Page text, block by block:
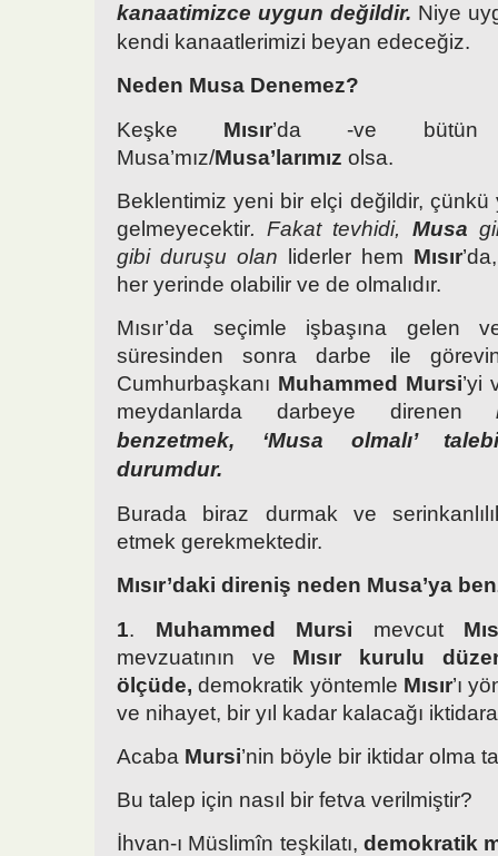
kanaatimizce uygun değildir. Niye
kendi kanaatlerimizi beyan edeceğiz.
Neden Musa Denemez?
Keşke Mısır’da -ve bütün
Musa’mız/Musa’larımız olsa.
Beklentimiz yeni bir elçi değildir,
gelmeyecektir. Fakat tevhidi, Musa
gibi duruşu olan liderler hem Mısır
her yerinde olabilir ve de olmalıdır.
Mısır’da seçimle işbaşına gelen
süresinden sonra darbe ile
Cumhurbaşkanı Muhammed Mursi’yi
meydanlarda darbeye direnen
benzetmek, ‘Musa olmalı’
durumdur.
Burada biraz durmak ve
etmek gerekmektedir.
Mısır’daki direniş neden Musa’ya
1. Muhammed Mursi mevcut
mevzuatının ve Mısır kurulu
ölçüde, demokratik yöntemle Mısır’ı
ve nihayet, bir yıl kadar kalacağı
Acaba Mursi’nin böyle bir iktidar olma
Bu talep için nasıl bir fetva verilmiştir?
İhvan-ı Müslimîn teşkilatı, demokratik